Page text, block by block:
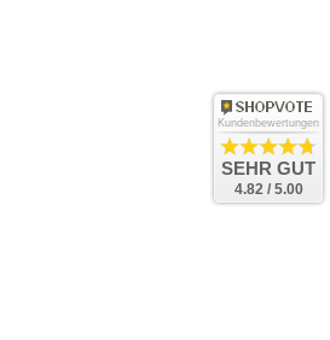
Kundenbewertungen
SEHR GUT
4.82 / 5.00